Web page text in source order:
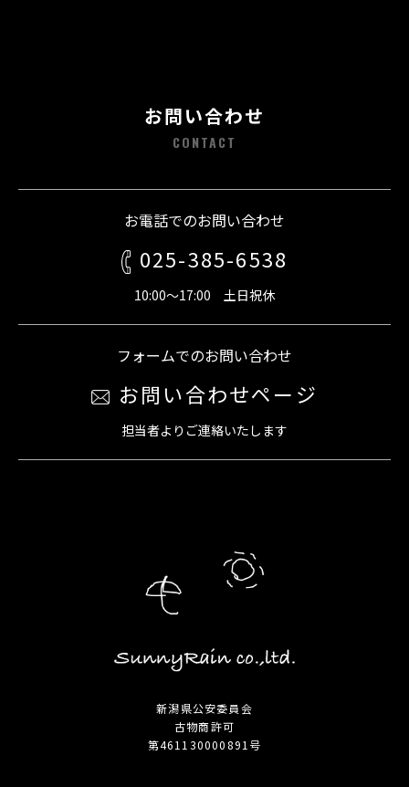
お問い合わせ
CONTACT
お電話でのお問い合わせ
025-385-6538
10:00～17:00 土日祝休
フォームでのお問い合わせ
お問い合わせページ
担当者よりご連絡いたします
新潟県公安委員会
古物商許可
第461130000891号